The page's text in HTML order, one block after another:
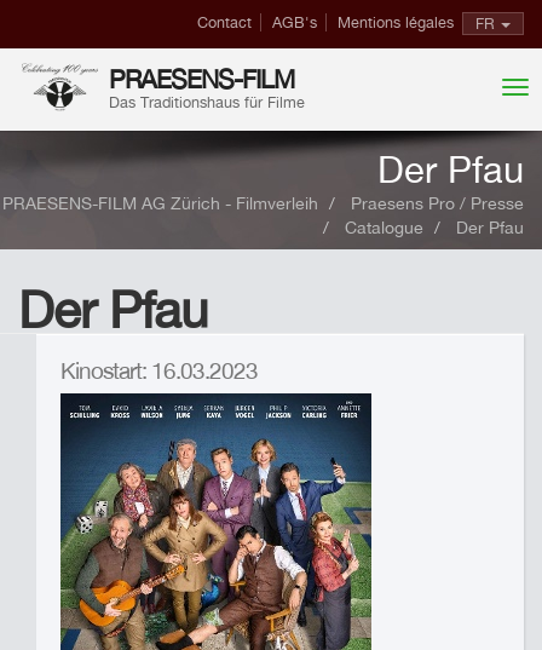
FR
Contact AGB's Mentions légales
PRAESENS-FILM
Das Traditionshaus für Filme
Der Pfau
PRAESENS-FILM AG Zürich - Filmverleih
Praesens Pro / Presse
Catalogue
Der Pfau
Der Pfau
Kinostart: 16.03.2023